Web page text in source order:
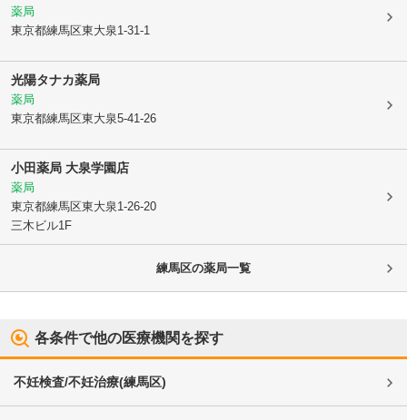
薬局
東京都練馬区東大泉1-31-1
光陽タナカ薬局
薬局
東京都練馬区東大泉5-41-26
小田薬局 大泉学園店
薬局
東京都練馬区東大泉1-26-20
三木ビル1F
練馬区の薬局一覧
各条件で他の医療機関を探す
不妊検査/不妊治療(練馬区)